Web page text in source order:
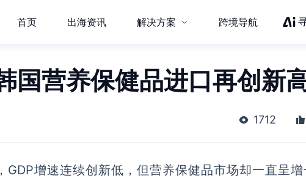
首页 出海资讯 解决方案 跨境导航
国营养保健品进口再创新
1712
GDP增速连续创新低，但营养保健品市场却一直呈